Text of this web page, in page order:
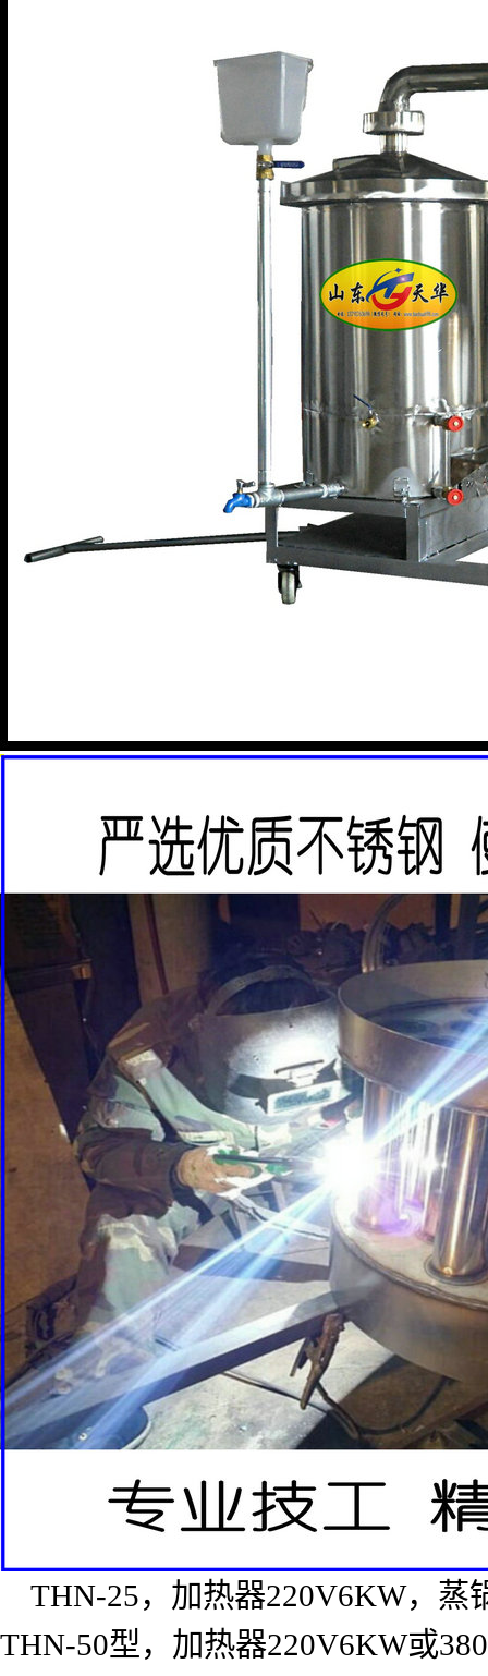
THN-25，加热器220V6KW，蒸
THN-50型，加热器220V6KW或